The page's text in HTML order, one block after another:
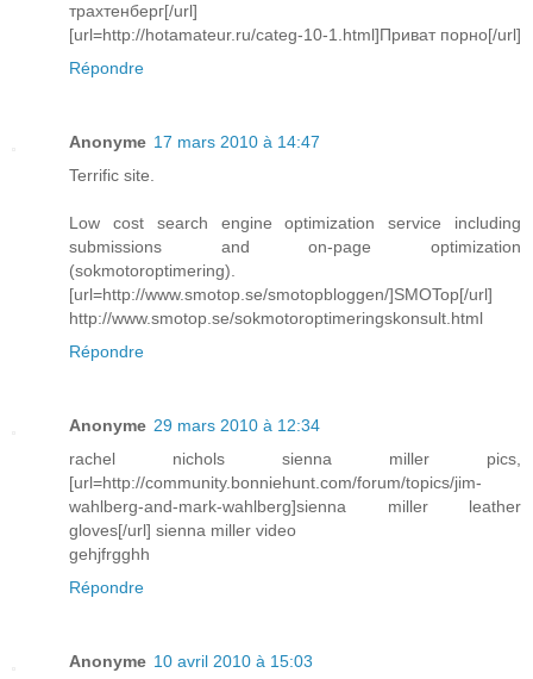
трахтенберг[/url]
[url=http://hotamateur.ru/categ-10-1.html]Приват порно[/url]
Répondre
Anonyme 17 mars 2010 à 14:47
Terrific site.
Low cost search engine optimization service including
submissions and on-page optimization
(sokmotoroptimering).
[url=http://www.smotop.se/smotopbloggen/]SMOTop[/url]
http://www.smotop.se/sokmotoroptimeringskonsult.html
Répondre
Anonyme 29 mars 2010 à 12:34
rachel nichols sienna miller pics,
[url=http://community.bonniehunt.com/forum/topics/jim-
wahlberg-and-mark-wahlberg]sienna miller leather
gloves[/url] sienna miller video
gehjfrgghh
Répondre
Anonyme 10 avril 2010 à 15:03